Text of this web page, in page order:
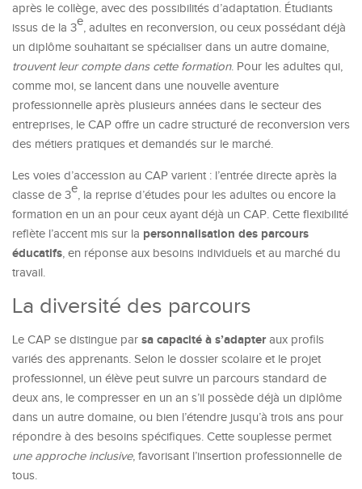
après le collège, avec des possibilités d’adaptation. Étudiants
issus de la 3e, adultes en reconversion, ou ceux possédant déjà
un diplôme souhaitant se spécialiser dans un autre domaine,
trouvent leur compte dans cette formation. Pour les adultes qui,
comme moi, se lancent dans une nouvelle aventure
professionnelle après plusieurs années dans le secteur des
entreprises, le CAP offre un cadre structuré de reconversion vers
des métiers pratiques et demandés sur le marché.
Les voies d’accession au CAP varient : l’entrée directe après la
classe de 3e, la reprise d’études pour les adultes ou encore la
formation en un an pour ceux ayant déjà un CAP. Cette flexibilité
reflète l’accent mis sur la personnalisation des parcours
éducatifs, en réponse aux besoins individuels et au marché du
travail.
La diversité des parcours
Le CAP se distingue par sa capacité à s’adapteraux profils
variés des apprenants. Selon le dossier scolaire et le projet
professionnel, un élève peut suivre un parcours standard de
deux ans, le compresser en un an s’il possède déjà un diplôme
dans un autre domaine, ou bien l’étendre jusqu’à trois ans pour
répondre à des besoins spécifiques. Cette souplesse permet
une approche inclusive, favorisant l’insertion professionnelle de
tous.